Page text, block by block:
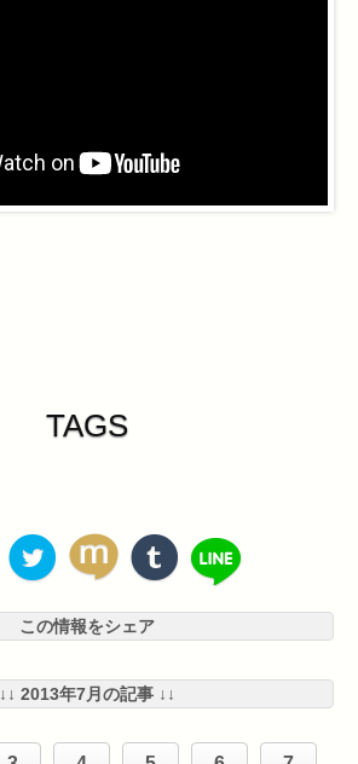
TAGS
この情報をシェア
↓↓ 2013年7月の記事 ↓↓